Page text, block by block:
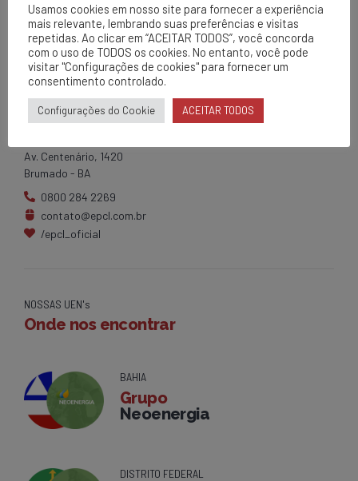
EPCL
Matriz
Av. Centenário, 1420
Brumado - BA
0800 284 2269
contato@epcl.com.br
/epcl_oficial
NOSSAS UEN's
Onde nos encontrar
BAHIA
Grupo
Neoenergia
DISTRITO FEDERAL
Usamos cookies em nosso site para fornecer a experiência
mais relevante, lembrando suas preferências e visitas
repetidas. Ao clicar em “ACEITAR TODOS”, você concorda
com o uso de TODOS os cookies. No entanto, você pode
visitar "Configurações de cookies" para fornecer um
consentimento controlado.
Configurações do Cookie ACEITAR TODOS